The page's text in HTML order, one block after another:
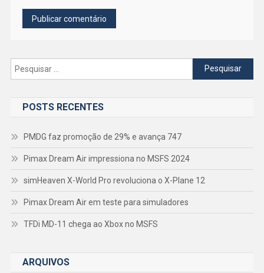
Pesquisar
por:
POSTS RECENTES
PMDG faz promoção de 29% e avança 747
Pimax Dream Air impressiona no MSFS 2024
simHeaven X-World Pro revoluciona o X-Plane 12
Pimax Dream Air em teste para simuladores
TFDi MD-11 chega ao Xbox no MSFS
ARQUIVOS